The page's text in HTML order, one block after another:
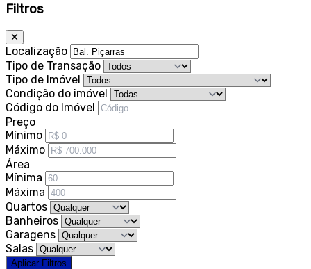
Filtros
Localização
Tipo de Transação
Tipo de Imóvel
Condição do imóvel
Código do Imóvel
Preço
Mínimo
Máximo
Área
Mínima
Máxima
Quartos
Banheiros
Garagens
Salas
Aplicar Filtros